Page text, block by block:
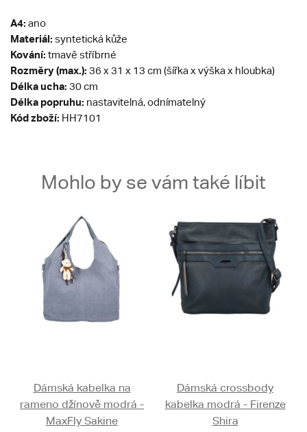
A4: ano
Materiál: syntetická kůže
Kování: tmavě stříbrné
Rozměry (max.): 36 x 31 x 13 cm (šířka x výška x hloubka)
Délka ucha: 30 cm
Délka popruhu: nastavitelná, odnímatelný
Kód zboží: HH7101
Mohlo by se vám také líbit
Dámská kabelka na
rameno džínově modrá -
MaxFly Sakine
Dámská crossbody
kabelka modrá - Firenze
Shira